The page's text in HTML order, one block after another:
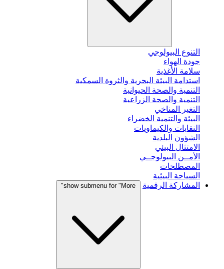
التنوع البيولوجي
جودة الهواء
سلامة الأغذية
استدامة البيئة البحرية والثروة السمكية
التنمية والصحة الحيوانية
التنمية والصحة الزراعية
التغير المناخي
البيئة والتنمية الخضراء
النفايات والكيماويات
الشؤون البلدية
الامتثال البيئي
الأمــن البيولوجــي
المصطلحات
السياحة البيئية
المشاركة الرقمية
show submenu for "More"